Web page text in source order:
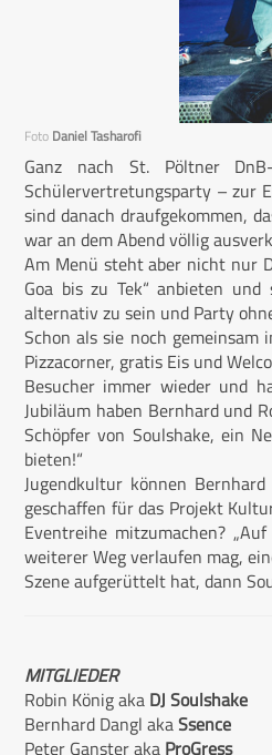
Foto Daniel Tasharofi
Ganz nach St. Pöltner
Schülervertretungsparty – zur
sind danach draufgekommen,
war an dem Abend völlig
Am Menü steht aber nicht nur
Goa bis zu Tek“ anbieten
alternativ zu sein und Party
Schon als sie noch gemeinsam
Pizzacorner, gratis Eis und
Besucher immer wieder und
Jubiläum haben Bernhard und
Schöpfer von Soulshake, ein
bieten!“
Jugendkultur können
geschaffen für das Projekt
Eventreihe mitzumachen?
weiterer Weg verlaufen mag,
Szene aufgerüttelt hat, dann
MITGLIEDER
Robin König aka DJ Soulshake
Bernhard Dangl akaSsence
Peter Ganster aka ProGress